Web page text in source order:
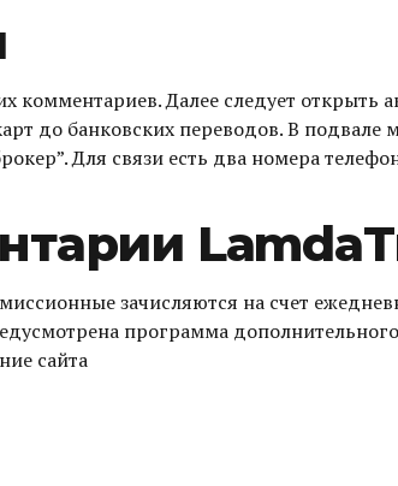
комментариев. Далее следует открыть
до банковских переводов. В
Для связи есть два номера
зачисляются на счет
программа
сайта